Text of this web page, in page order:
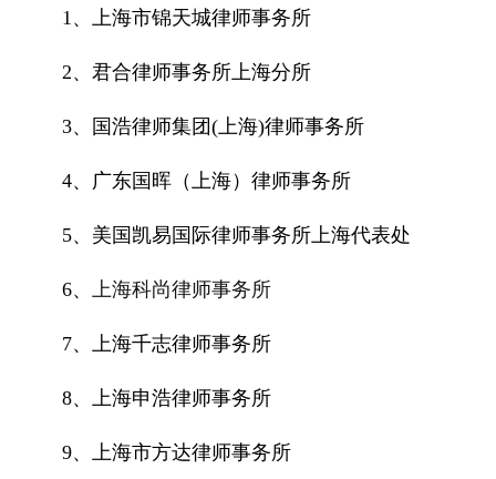
1、上海市锦天城律师事务所
2、君合律师事务所上海分所
3、国浩律师集团(上海)律师事务所
4、广东国晖（上海）律师事务所
5、美国凯易国际律师事务所上海代表处
6、 上海科尚律师事务所
7、上海千志律师事务所
8、上海申浩律师事务所
9、上海市方达律师事务所